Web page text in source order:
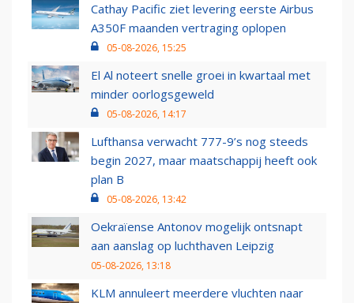
Cathay Pacific ziet levering eerste Airbus
A350F maanden vertraging oplopen
05-08-2026, 15:25
El Al noteert snelle groei in kwartaal met
minder oorlogsgeweld
05-08-2026, 14:17
Lufthansa verwacht 777-9’s nog steeds
begin 2027, maar maatschappij heeft ook
plan B
05-08-2026, 13:42
Oekraïense Antonov mogelijk ontsnapt
aan aanslag op luchthaven Leipzig
05-08-2026, 13:18
KLM annuleert meerdere vluchten naar